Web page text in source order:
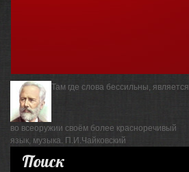
Там где слова бессильны, является
во всеоружии своём более красноречивый
язык, музыка. П.И.Чайковский
Поиск